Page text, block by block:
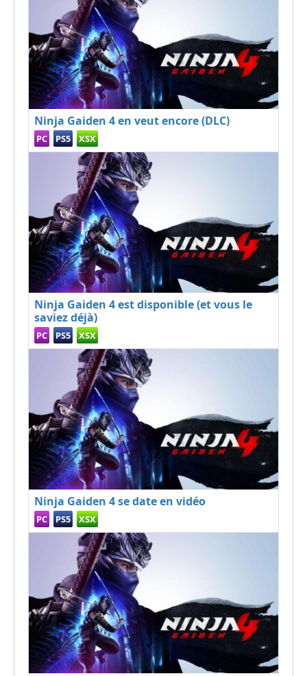
Ninja Gaiden 4 en veut encore (DLC)
PC PS5 XSX
Ninja Gaiden 4 est disponible (et vous le
saviez déjà)
PC PS5 XSX
Ninja Gaiden 4 se date en vidéo
PC PS5 XSX